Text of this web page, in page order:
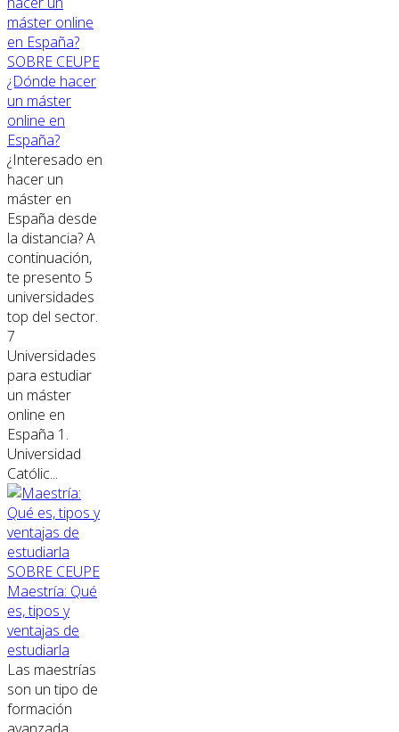
SOBRE CEUPE
¿Dónde hacer
un máster
online en
España?
¿Interesado en
hacer un
máster en
España desde
la distancia? A
continuación,
te presento 5
universidades
top del sector.
7
Universidades
para estudiar
un máster
online en
España 1.
Universidad
Católic...
SOBRE CEUPE
Maestría: Qué
es, tipos y
ventajas de
estudiarla
Las maestrías
son un tipo de
formación